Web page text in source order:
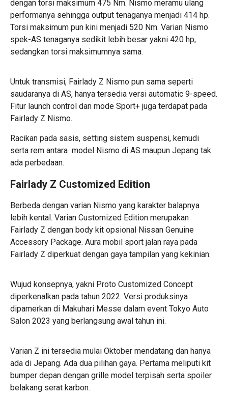
dengan torsi maksimum 475 Nm. Nismo meramu ulang
performanya sehingga output tenaganya menjadi 414 hp.
Torsi maksimum pun kini menjadi 520 Nm. Varian Nismo
spek-AS tenaganya sedikit lebih besar yakni 420 hp,
sedangkan torsi maksimumnya sama.
Untuk transmisi, Fairlady Z Nismo pun sama seperti
saudaranya di AS, hanya tersedia versi automatic 9-speed.
Fitur launch control dan mode Sport+ juga terdapat pada
Fairlady Z Nismo.
Racikan pada sasis, setting sistem suspensi, kemudi
serta rem antara model Nismo di AS maupun Jepang tak
ada perbedaan.
Fairlady Z Customized Edition
Berbeda dengan varian Nismo yang karakter balapnya
lebih kental. Varian Customized Edition merupakan
Fairlady Z dengan body kit opsional Nissan Genuine
Accessory Package. Aura mobil sport jalan raya pada
Fairlady Z diperkuat dengan gaya tampilan yang kekinian.
Wujud konsepnya, yakni Proto Customized Concept
diperkenalkan pada tahun 2022. Versi produksinya
dipamerkan di Makuhari Messe dalam event Tokyo Auto
Salon 2023 yang berlangsung awal tahun ini.
Varian Z ini tersedia mulai Oktober mendatang dan hanya
ada di Jepang. Ada dua pilihan gaya. Pertama meliputi kit
bumper depan dengan grille model terpisah serta spoiler
belakang serat karbon.